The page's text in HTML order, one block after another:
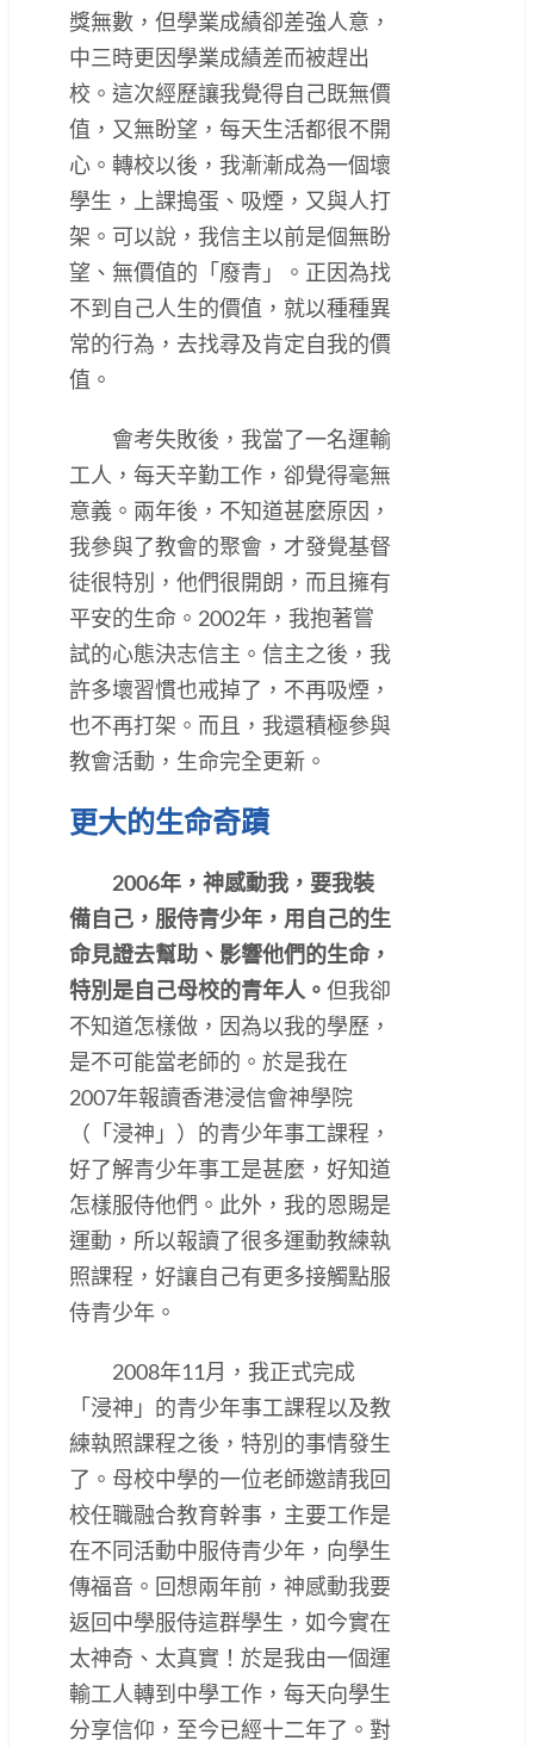
獎無數，但學業成績卻差強人意，
中三時更因學業成績差而被趕出
校。這次經歷讓我覺得自己既無價
值，又無盼望，每天生活都很不開
心。轉校以後，我漸漸成為一個壞
學生，上課搗蛋、吸煙，又與人打
架。可以說，我信主以前是個無盼
望、無價值的「廢青」。正因為找
不到自己人生的價值，就以種種異
常的行為，去找尋及肯定自我的價
值。
會考失敗後，我當了一名運輸
工人，每天辛勤工作，卻覺得毫無
意義。兩年後，不知道甚麼原因，
我參與了教會的聚會，才發覺基督
徒很特別，他們很開朗，而且擁有
平安的生命。2002年，我抱著嘗
試的心態決志信主。信主之後，我
許多壞習慣也戒掉了，不再吸煙，
也不再打架。而且，我還積極參與
教會活動，生命完全更新。
更大的生命奇蹟
2006年，神感動我，要我裝
備自己，服侍青少年，用自己的生
命見證去幫助、影響他們的生命，
特別是自己母校的青年人。 但我卻
不知道怎樣做，因為以我的學歷，
是不可能當老師的。於是我在
2007年報讀香港浸信會神學院
（「浸神」）的青少年事工課程，
好了解青少年事工是甚麼，好知道
怎樣服侍他們。此外，我的恩賜是
運動，所以報讀了很多運動教練執
照課程，好讓自己有更多接觸點服
侍青少年。
2008年11月，我正式完成
「浸神」的青少年事工課程以及教
練執照課程之後，特別的事情發生
了。母校中學的一位老師邀請我回
校任職融合教育幹事，主要工作是
在不同活動中服侍青少年，向學生
傳福音。回想兩年前，神感動我要
返回中學服侍這群學生，如今實在
太神奇、太真實！於是我由一個運
輸工人轉到中學工作，每天向學生
分享信仰，至今已經十二年了。對